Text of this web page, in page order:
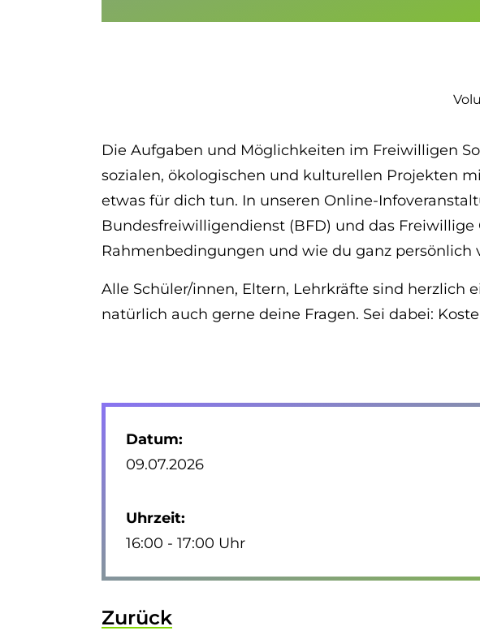
Die Aufgaben und Möglichkeiten im Freiwilligen
sozialen, ökologischen und kulturellen Projekten
etwas für dich tun. In unseren Online-
Bundesfreiwilligendienst (BFD) und das
Rahmenbedingungen und wie du ganz
Alle Schüler/innen, Eltern, Lehrkräfte sind
natürlich auch gerne deine Fragen. Sei dabei:
Datum:
09.07.2026
Uhrzeit:
16:00 - 17:00 Uhr
Zurück